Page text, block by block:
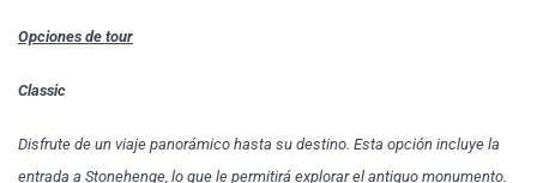
Opciones de tour
Classic
Disfrute de un viaje panorámico hasta su destino. Esta opción incluye la
entrada a Stonehenge, lo que le permitirá explorar el antiguo monumento.